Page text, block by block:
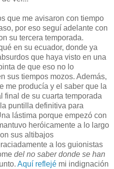
que me avisaron con tiempo
por eso seguí adelante con
su tercera temporada.
en su ecuador, donde ya
que haya visto en una
de que eso no lo
sus tiempos mozos. Además,
me producía y el saber que la
final de su cuarta temporada
puntilla definitiva para
lástima porque empezó con
heróicamente a lo largo
sus altibajos
a los guionistas
del no saber donde se han
Aquí reflejé mi indignación